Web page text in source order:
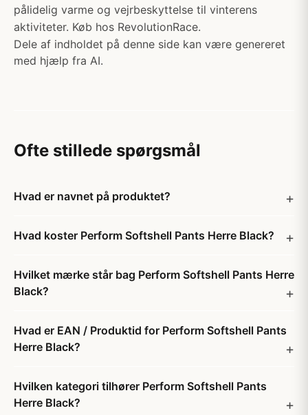
pålidelig varme og vejrbeskyttelse til vinterens
aktiviteter. Køb hos RevolutionRace.
Dele af indholdet på denne side kan være genereret
med hjælp fra AI.
Ofte stillede spørgsmål
Hvad er navnet på produktet?
Hvad koster Perform Softshell Pants Herre Black?
Hvilket mærke står bag Perform Softshell Pants Herre
Black?
Hvad er EAN / Produktid for Perform Softshell Pants
Herre Black?
Hvilken kategori tilhører Perform Softshell Pants
Herre Black?